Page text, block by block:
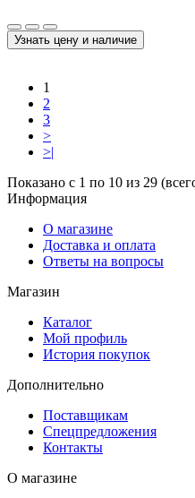
Узнать цену и наличие
1
2
3
>
>|
Показано с 1 по 10 из 29
Информация
О магазине
Доставка и оплата
Ответы на вопросы
Магазин
Каталог
Мой профиль
История покупок
Дополнительно
Поставщикам
Спецпредложения
Контакты
О магазине